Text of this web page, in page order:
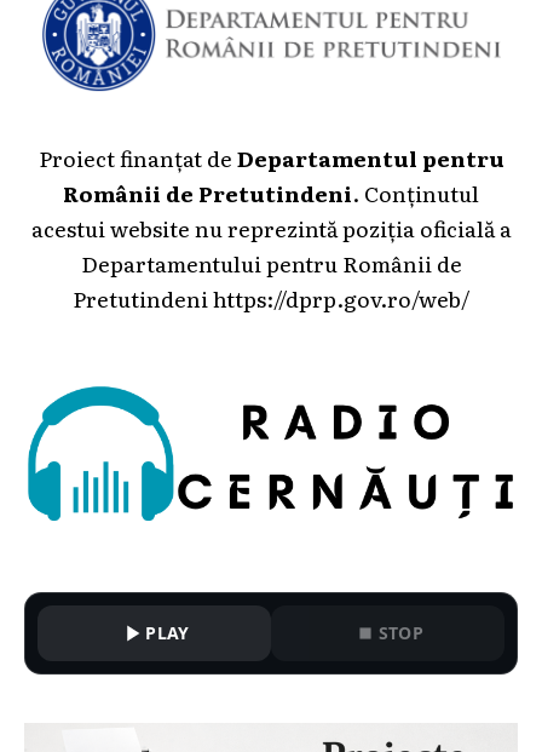
Proiect finanțat deDepartamentul pentru
Românii de Pretutindeni. Conținutul
acestui website nu reprezintă poziția oficială a
Departamentului pentru Românii de
Pretutindeni https://dprp.gov.ro/web/
PLAY STOP